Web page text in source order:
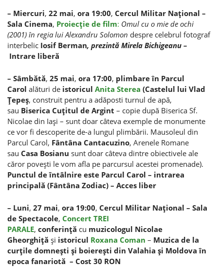
– Miercuri, 22 mai, ora 19:00, Cercul Militar Naţional –
Sala Cinema, Proiecţie de film: Omul cu o mie de ochi
(2001) în regia lui Alexandru Solomon despre celebrul fotograf
interbelic Iosif Berman, prezintă Mirela Bichigeanu –
Intrare liberă
– Sâmbătă, 25 mai, ora 17:00, plimbare în Parcul
Carol alături de istoricul Anita Sterea (Castelul lui Vlad
Ţepeş, construit pentru a adăposti turnul de apă,
sau Biserica Cuţitul de Argint – copie după Biserica Sf.
Nicolae din Iaşi – sunt doar câteva exemple de monumente
ce vor fi descoperite de-a lungul plimbării. Mausoleul din
Parcul Carol, Fântâna Cantacuzino, Arenele Romane
sau Casa Bosianu sunt doar câteva dintre obiectivele ale
căror poveşti le vom afla pe parcursul acestei promenade).
Punctul de întâlnire este Parcul Carol – intrarea
principală (Fântâna Zodiac) – Acces liber
– Luni, 27 mai, ora 19:00, Cercul Militar Naţional – Sala
de Spectacole, Concert TREI
PARALE, conferinţă cu muzicologul Nicolae
Gheorghiţă şi istoricul Roxana Coman – Muzica de la
curţile domneşti şi boiereşti din Valahia şi Moldova în
epoca fanariotă – Cost 30 RON